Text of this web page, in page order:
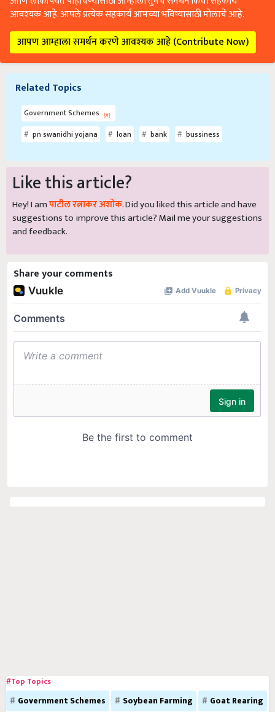
आवश्यक आहे. आपले प्रत्येक सहकार्य आमच्या भविष्यासाठी मोलाचे आहे.
आपण आम्हाला समर्थन करणे आवश्यक आहे (Contribute Now)
Related Topics
Government Schemes
pn swanidhi yojana
loan bank bussiness
Like this article?
Hey! I amपाटील रत्नाकर अशोक. Did you liked this article and have
suggestions to improve this article?Mailme your suggestions
and feedback.
Share your comments
#Top Topics
Government Schemes Soybean Farming
Goat Rearing